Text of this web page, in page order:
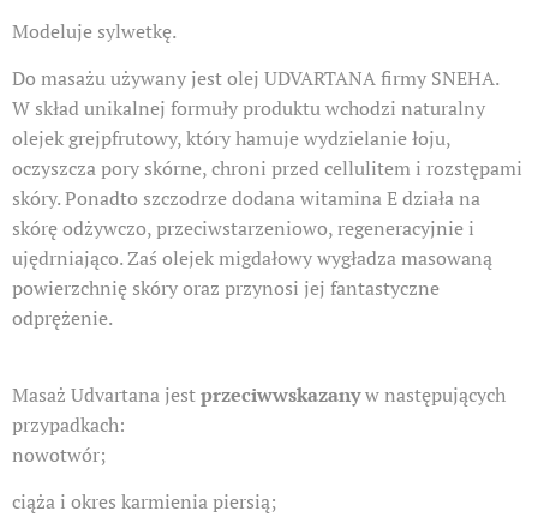
Modeluje sylwetkę.
Do masażu używany jest olej UDVARTANA firmy SNEHA.
W skład unikalnej formuły produktu wchodzi naturalny
olejek grejpfrutowy, który hamuje wydzielanie łoju,
oczyszcza pory skórne, chroni przed cellulitem i rozstępami
skóry. Ponadto szczodrze dodana witamina E działa na
skórę odżywczo, przeciwstarzeniowo, regeneracyjnie i
ujędrniająco. Zaś olejek migdałowy wygładza masowaną
powierzchnię skóry oraz przynosi jej fantastyczne
odprężenie.
Masaż Udvartana jestprzeciwwskazanyw następujących
przypadkach:
nowotwór;
ciąża i okres karmienia piersią;